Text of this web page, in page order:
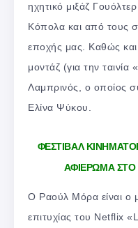
ηχητικό μιξάζ
Κόπολα και από τους
εποχής μας. Καθώς
μοντάζ (για την
Λαμπρινός, ο οποίος
Ελίνα Ψύκου.
ΦΕΣΤΙΒΑΛ
ΑΦΙΕΡΩΜΑ ΣΤΟ
Ο Ραούλ Μόρα είναι ο
επιτυχίας του Netflix